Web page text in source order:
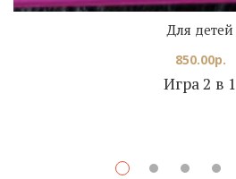
Игра 2 в 1
Для детей
850.00р.